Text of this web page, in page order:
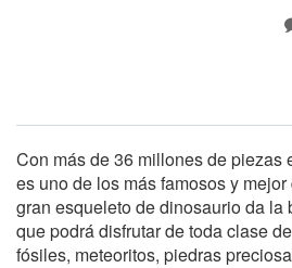
Con más de 36 millones de piezas
es uno de los más famosos y
gran esqueleto de dinosaurio da
que podrá disfrutar de toda clase
fósiles, meteoritos, piedras